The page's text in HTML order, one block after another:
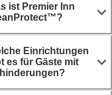
ist Premier Inn
Einrichtungen
es für Gäste mit